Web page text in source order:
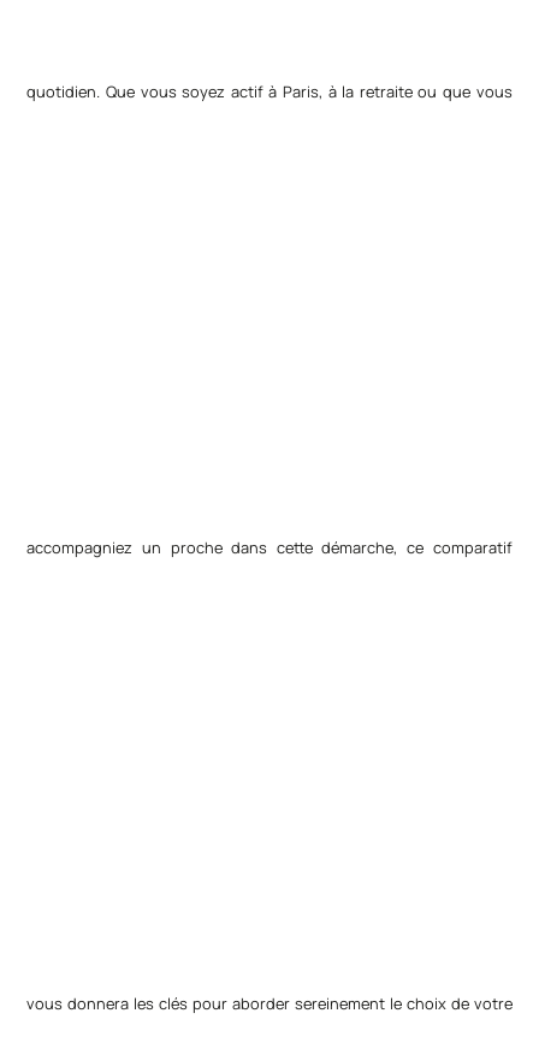
quotidien. Que vous soyez actif à Paris, à la retraite ou que vous
accompagniez un proche dans cette démarche, ce comparatif
vous donnera les clés pour aborder sereinement le choix de votre